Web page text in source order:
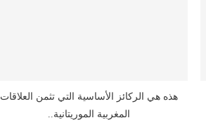
هذه هي الركائز الأساسية التي تثمن العلاقات
المغربية الموريتانية..